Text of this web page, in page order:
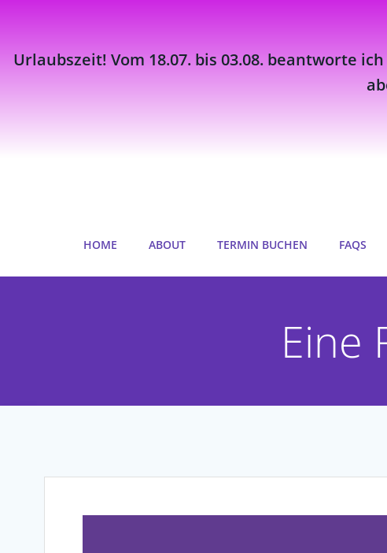
Urlaubszeit! Vom 18.07. bis 03.08. beantworte
HOME ABOUT TERMIN BUCHEN FAQS
Eine